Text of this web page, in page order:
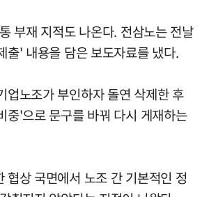
부재 지적도 나온다. 전삼노는 전날
출' 내용을 담은 보도자료를 냈다.
업노조가 부인하자 돌연 삭제한 후
중'으로 문구를 바꿔 다시 게재하는
협상 국면에서 노조 간 기본적인 정